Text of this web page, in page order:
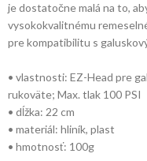
je dostatočne malá na to,
vysokokvalitnému
pre kompatibilitu s
• vlastnosti: EZ-Head pre
rukoväte; Max. tlak 100 PSI
• dĺžka: 22 cm
• materiál: hliník, plast
• hmotnosť: 100g